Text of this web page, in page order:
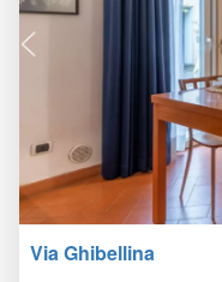
Via Ghibellina